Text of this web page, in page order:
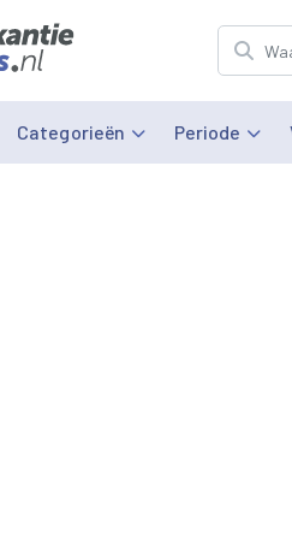
Categorieën Periode